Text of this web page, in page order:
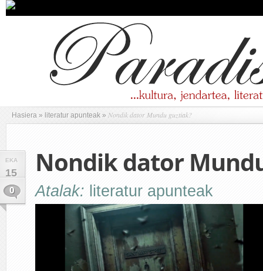
Hasiera » literatur apunteak » Nondik dator Mundu guztiak?
EKA
15
0
Nondik dator
Atalak: literatur apunteak